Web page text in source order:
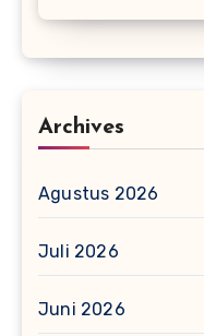
Archives
Agustus 2026
Juli 2026
Juni 2026